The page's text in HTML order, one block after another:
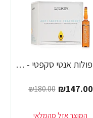
אמפולות אנטי סקפטי - לחיזוק שורשי השיער סרינה קיי נגד נשירה Unique Pro - מבית Saryna Key
₪147.00
₪180.00